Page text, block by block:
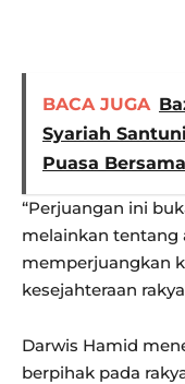
BACA JUGA
Syariah
Puasa Bersama
“Perjuangan ini
melainkan tentang
memperjuangkan
kesejahteraan
Darwis Hamid
berpihak pada